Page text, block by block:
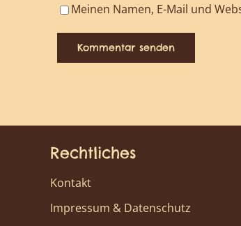
Meinen Namen, E-Mail und
Rechtliches
Kontakt
Impressum & Datenschutz